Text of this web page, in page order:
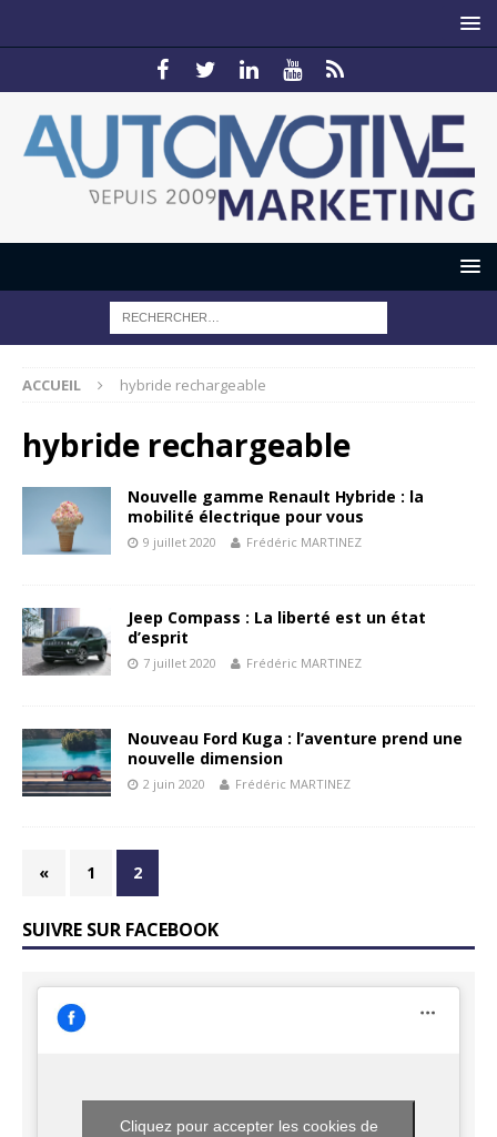
ACCUEIL hybride rechargeable
hybride rechargeable
Nouvelle gamme Renault Hybride : la
mobilité électrique pour vous
9 juillet 2020 Frédéric MARTINEZ
Jeep Compass : La liberté est un état
d’esprit
7 juillet 2020 Frédéric MARTINEZ
Nouveau Ford Kuga : l’aventure prend une
nouvelle dimension
2 juin 2020 Frédéric MARTINEZ
« 1 2
SUIVRE SUR FACEBOOK
Cliquez pour accepter les cookies de